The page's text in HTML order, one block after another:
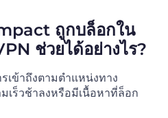
ถูกบล็อกใน
ช่วยได้อย่างไร?
เข้าถึงตามตำแหน่งทาง
เร็วช้าลงหรือมีเนื้อหาที่ล็อก